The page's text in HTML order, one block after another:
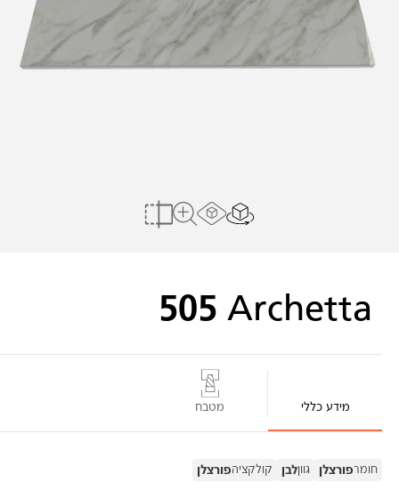
הצג בחלל הבית שלי
505 Archetta
מידע כללי מטבח
חומרפורצלן גווןלבן קולקציהפורצלן